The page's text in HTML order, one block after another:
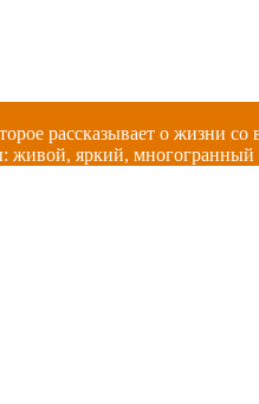
рассказывает о жизни
живой, яркий, многогранный